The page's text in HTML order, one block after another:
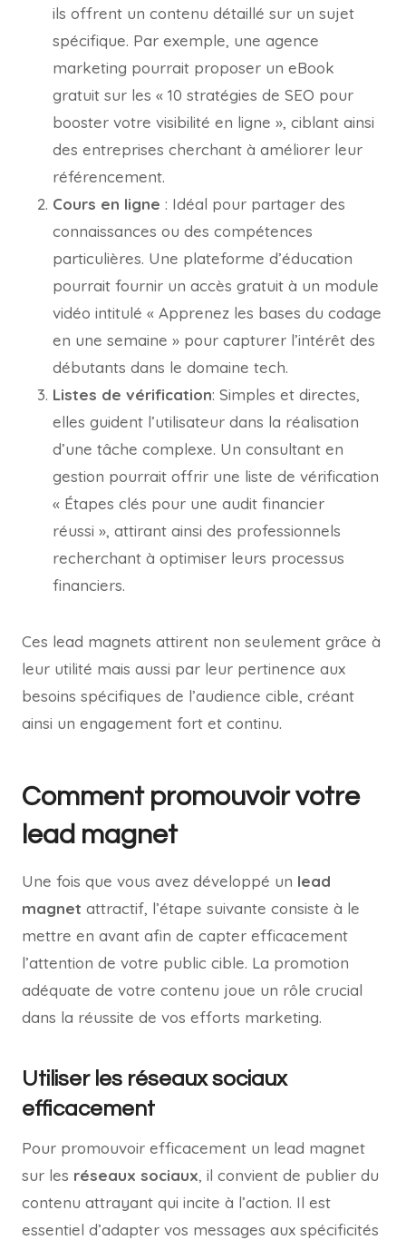
ils offrent un contenu détaillé sur un sujet
spécifique. Par exemple, une agence
marketing pourrait proposer un eBook
gratuit sur les « 10 stratégies de SEO pour
booster votre visibilité en ligne », ciblant ainsi
des entreprises cherchant à améliorer leur
référencement.
Cours en ligne : Idéal pour partager des
connaissances ou des compétences
particulières. Une plateforme d’éducation
pourrait fournir un accès gratuit à un module
vidéo intitulé « Apprenez les bases du codage
en une semaine » pour capturer l’intérêt des
débutants dans le domaine tech.
Listes de vérification: Simples et directes,
elles guident l’utilisateur dans la réalisation
d’une tâche complexe. Un consultant en
gestion pourrait offrir une liste de vérification
« Étapes clés pour une audit financier
réussi », attirant ainsi des professionnels
recherchant à optimiser leurs processus
financiers.
Ces lead magnets attirent non seulement grâce à
leur utilité mais aussi par leur pertinence aux
besoins spécifiques de l’audience cible, créant
ainsi un engagement fort et continu.
Comment promouvoir votre
lead magnet
Une fois que vous avez développé un lead
magnet attractif, l’étape suivante consiste à le
mettre en avant afin de capter efficacement
l’attention de votre public cible. La promotion
adéquate de votre contenu joue un rôle crucial
dans la réussite de vos efforts marketing.
Utiliser les réseaux sociaux
efficacement
Pour promouvoir efficacement un lead magnet
sur les réseaux sociaux, il convient de publier du
contenu attrayant qui incite à l’action. Il est
essentiel d’adapter vos messages aux spécificités